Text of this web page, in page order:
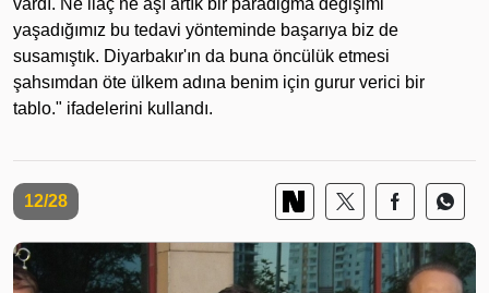
vardı. Ne ilaç ne aşı artık bir paradigma değişimi
yaşadığımız bu tedavi yönteminde başarıya biz de
susamıştık. Diyarbakır'ın da buna öncülük etmesi
şahsımdan öte ülkem adına benim için gurur verici bir
tablo." ifadelerini kullandı.
12/28